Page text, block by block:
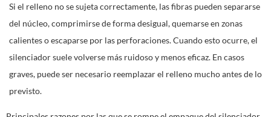
Si el relleno no se sujeta correctamente, las fibras pueden separarse
del núcleo, comprimirse de forma desigual, quemarse en zonas
calientes o escaparse por las perforaciones. Cuando esto ocurre, el
silenciador suele volverse más ruidoso y menos eficaz. En casos
graves, puede ser necesario reemplazar el relleno mucho antes de lo
previsto.